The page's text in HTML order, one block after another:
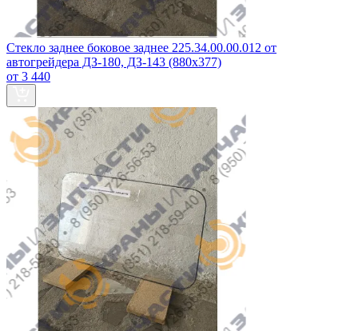
Стекло заднее боковое заднее 225.34.00.00.012 от
автогрейдера ДЗ-180, ДЗ-143 (880х377)
от 3 440